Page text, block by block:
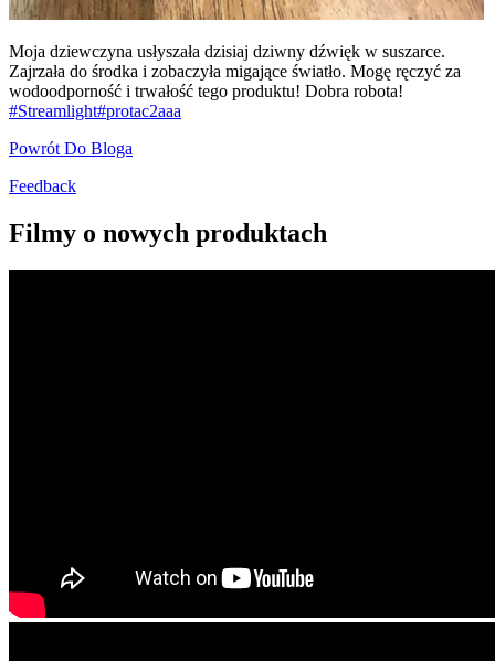
Moja dziewczyna usłyszała dzisiaj dziwny dźwięk w suszarce.
Zajrzała do środka i zobaczyła migające światło. Mogę ręczyć za
wodoodporność i trwałość tego produktu! Dobra robota!
#Streamlight#protac2aaa
Powrót Do Bloga
Feedback
Filmy o nowych produktach